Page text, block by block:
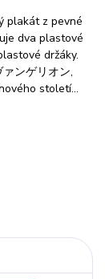
plakát z pevné
dva plastové
držáky.
ンゲリオン,
století...